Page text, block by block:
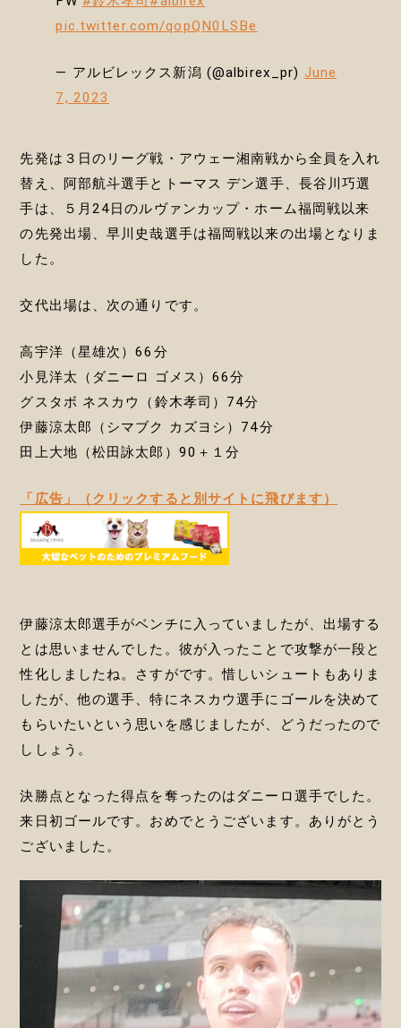
pic.twitter.com/qopQN0LSBe
— アルビレックス新潟 (@albirex_pr) June
7, 2023
先発は３日のリーグ戦・アウェー湘南戦から全員を入れ
替え、阿部航斗選手とトーマス デン選手、長谷川巧選
手は、５月24日のルヴァンカップ・ホーム福岡戦以来
の先発出場、早川史哉選手は福岡戦以来の出場となりま
した。
交代出場は、次の通りです。
高宇洋（星雄次）66分
小見洋太（ダニーロ ゴメス）66分
グスタボ ネスカウ（鈴木孝司）74分
伊藤涼太郎（シマブク カズヨシ）74分
田上大地（松田詠太郎）90＋１分
「広告」（クリックすると別サイトに飛びます）
伊藤涼太郎選手がベンチに入っていましたが、出場する
とは思いませんでした。彼が入ったことで攻撃が一段と
性化しましたね。さすがです。惜しいシュートもありま
したが、他の選手、特にネスカウ選手にゴールを決めて
もらいたいという思いを感じましたが、どうだったので
ししょう。
決勝点となった得点を奪ったのはダニーロ選手でした。
来日初ゴールです。おめでとうございます。ありがとう
ございました。